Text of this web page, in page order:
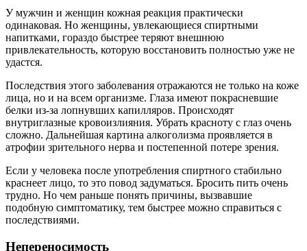
У мужчин и женщин кожная реакция практически
одинаковая. Но женщины, увлекающиеся спиртными
напитками, гораздо быстрее теряют внешнюю
привлекательность, которую восстановить полностью уже не
удастся.
Последствия этого заболевания отражаются не только на коже
лица, но и на всем организме. Глаза имеют покрасневшие
белки из-за лопнувших капилляров. Происходят
внутриглазные кровоизлияния. Убрать красноту с глаз очень
сложно. Дальнейшая картина алкоголизма проявляется в
атрофии зрительного нерва и постепенной потере зрения.
Если у человека после употребления спиртного стабильно
краснеет лицо, то это повод задуматься. Бросить пить очень
трудно. Но чем раньше понять причины, вызвавшие
подобную симптоматику, тем быстрее можно справиться с
последствиями.
Непереносимость